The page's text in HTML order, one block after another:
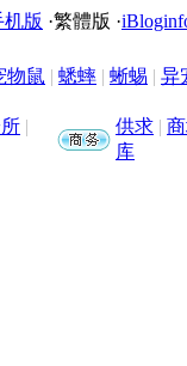
机版 ·繁體版 ·
物鼠 | 蟋蟀 | 蜥蜴 | 异
|
供求 |
库